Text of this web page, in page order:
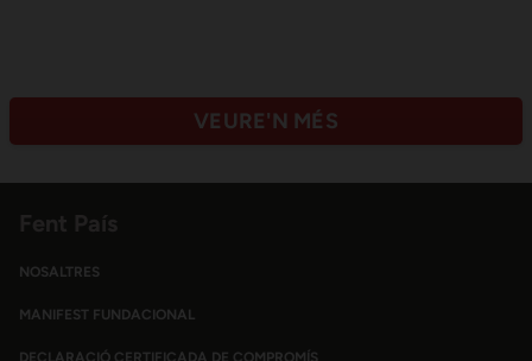
VEURE'N MÉS
NOSALTRES
MANIFEST FUNDACIONAL
DECLARACIÓ CERTIFICADA DE COMPROMÍS